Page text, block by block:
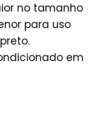
no tamanho
para uso
em